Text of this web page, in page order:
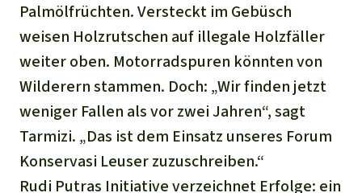
Palmölfrüchten. Versteckt im Gebüsch
weisen Holzrutschen auf illegale Holzfäller
weiter oben. Motorradspuren könnten von
Wilderern stammen. Doch: „Wir finden jetzt
weniger Fallen als vor zwei Jahren“, sagt
Tarmizi. „Das ist dem Einsatz unseres Forum
Konservasi Leuser zuzuschreiben.“
Rudi Putras Initiative verzeichnet Erfolge: ein